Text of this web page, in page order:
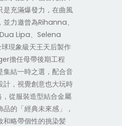
是充滿爆發力，在曲風
並力邀曾為Rihanna、
Dua Lipa、 Selena
現象級天王天后製作
擔任母帶後期工程
集結一時之選，配合音
計，視覺創意也大玩時
從服裝造型結合金屬
的「經典未來感」，
和略帶個性的挑染髪